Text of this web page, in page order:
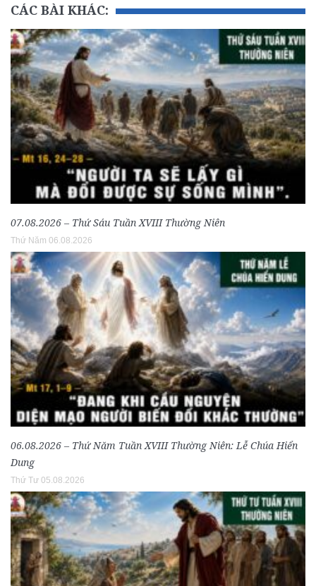
CÁC BÀI KHÁC:
07.08.2026 – Thứ Sáu Tuần XVIII Thường Niên
Thứ Năm 06.08.2026
06.08.2026 – Thứ Năm Tuần XVIII Thường Niên: Lễ Chúa Hiển
Dung
Thứ Tư 05.08.2026